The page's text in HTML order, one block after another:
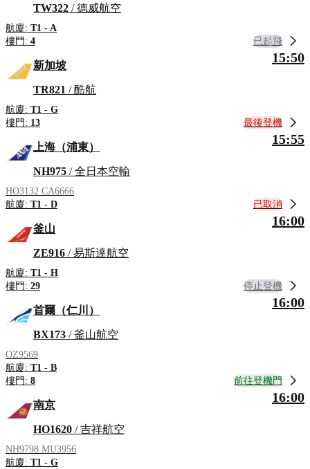
TW322 / 德威航空
航廈: T1 - A
樓門: 4 已起飛
新加坡
TR821 / 酷航
航廈: T1 - G
樓門: 13
15:50
最後登機
上海（浦東）
NH975 / 全日本空輸
HO3132 CA6666
航廈: T1 - D
15:55
已取消
釜山
ZE916 / 易斯達航空
航廈: T1 - H
樓門: 29
16:00
停止登機
首爾（仁川）
BX173 / 釜山航空
OZ9569
航廈: T1 - B
樓門: 8
16:00
前往登機門
南京
HO1620 / 吉祥航空
NH9798 MU3956
航廈: T1 - G
16:00